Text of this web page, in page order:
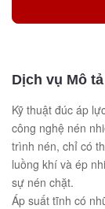
Dịch vụ Mô tả
Kỹ thuật đúc áp
công nghệ nén
trình nén, chỉ có
luồng khí và ép
sự nén chặt.
Áp suất tĩnh có